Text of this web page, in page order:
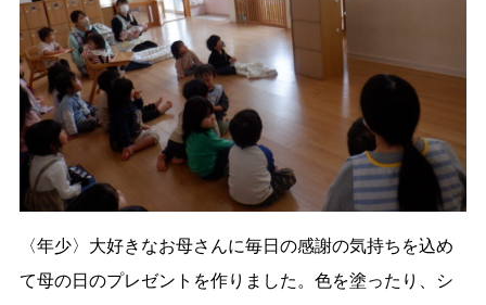
〈年少〉大好きなお母さんに毎日の感謝の気持ちを込め
て母の日のプレゼントを作りました。色を塗ったり、シ